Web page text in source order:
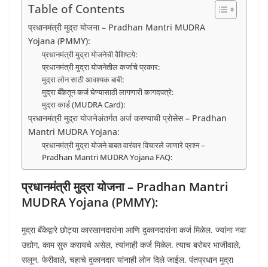
Table of Contents
प्रधानमंत्री मुद्रा योजना – Pradhan Mantri MUDRA
Yojana (PMMY):
प्रधानमंत्री मुद्रा योजनेची वैशिष्टय़े:
प्रधानमंत्री मुद्रा योजनेतील कर्जाचे प्रकार:
मुद्रा लोन साठी आवश्यक बाबी:
मुद्रा बँकेतून कर्ज घेण्यासाठी लागणारी कागदपत्रे:
मुद्रा कार्ड (MUDRA Card):
प्रधानमंत्री मुद्रा योजनेअंतर्गत अर्ज करण्याची प्रोसेस – Pradhan
Mantri MUDRA Yojana:
प्रधानमंत्री मुद्रा योजने बाबत वारंवार विचारले जाणारे प्रश्न –
Pradhan Mantri MUDRA Yojana FAQ:
प्रधानमंत्री मुद्रा योजना – Pradhan Mantri
MUDRA Yojana (PMMY):
मुद्रा बँकेद्वारे छोट्या कारखानदारांना आणि दुकानदारांना कर्ज मिळेल. ज्यांना नवा
उद्योग, काम सुरु करायचे असेल, त्यांनाही कर्ज मिळेल. त्याच बरोबर भाजीवाले,
सलून, फेरीवाले, चहाचे दुकानदार यांनाही लोन दिले जाईल. पंतप्रधान मुद्रा